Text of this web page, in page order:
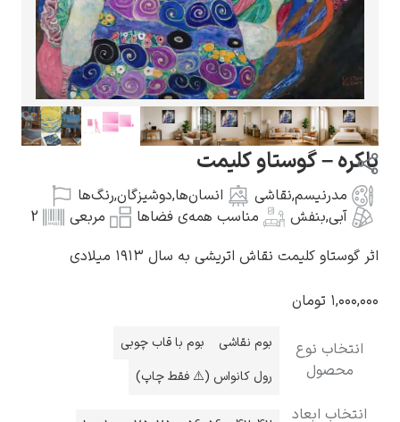
گوستاو کلیمت
ادوارد مونک
کامی پیسارو
– گوستاو کلیمت
مدرنیسم,نقاشی انسان‌ها,دوشیزگان,رنگ‌ها
آبی, بنفش مناسب همه‌ی فضاها مربعی
2
گوستاو کلیمت نقاش اتریشی به سال ۱۹۱۳ میلادی
تومان
انتخاب نوع
محصول
بوم نقاشی
بوم با قاب چوبی
رول کانواس (⚠️ فقط چاپ)
انتخاب ابعاد